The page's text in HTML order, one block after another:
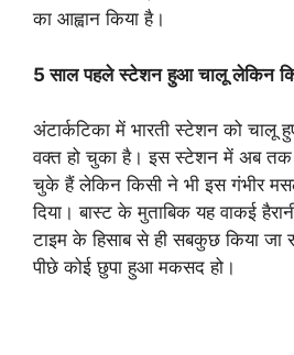
का आह्वान किया है।
5साल पहले स्टेशन हुआ चालू लेकिन
अंटार्कटिका में भारती स्टेशन को चालू
वक्त हो चुका है। इस स्टेशन में अब तक
चुके हैं लेकिन किसी ने भी इस गंभीर
दिया। बास्ट के मुताबिक यह वाकई
टाइम के हिसाब से ही सबकुछ किया
पीछे कोई छुपा हुआ मकसद हो।